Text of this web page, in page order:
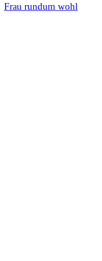
Frau rundum wohl